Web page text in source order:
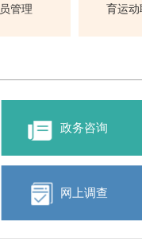
员管理
育运动
政务咨询
网上调查